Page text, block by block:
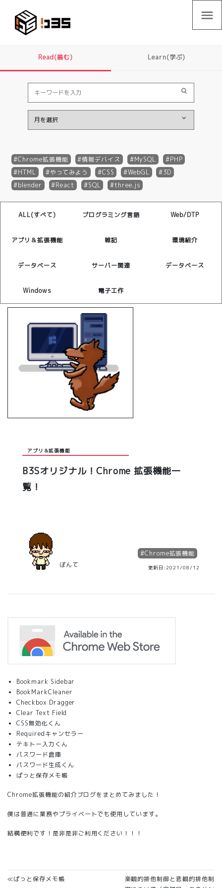
menu
Read(読む) Learn(学ぶ)
Chrome拡張機能 情報デバイス MySQL
PHP
HTML
やってみよう CSS WebGL
3D
blender
React SQL three.js
ALL(すべて) プログラミング言語 Web/DTP
アプリ＆拡張機能 雑記 環境紹介
データベース サーバー関連 データベース
Windows 電子工作
アプリ＆拡張機能
B3Sオリジナル！Chrome 拡張機能一
覧！
ぽんて
#Chrome拡張機能
更新日:2021/08/12
Bookmark Sidebar
BookMarkCleaner
Checkbox Dragger
Clear Text Field
CSS無効化くん
Requiredキャンセラー
テキトー入力くん
パスワード倉庫
パスワード生成くん
ぱっと保存メモ帳
Chrome拡張機能の紹介ブログをまとめてみました！
僕は普通に業務やプライベートでも使用しています。
結構便利です！是非是非ご利用ください！！！
≪ぱっと保存メモ帳
楽観的排他制御と悲観的排他制